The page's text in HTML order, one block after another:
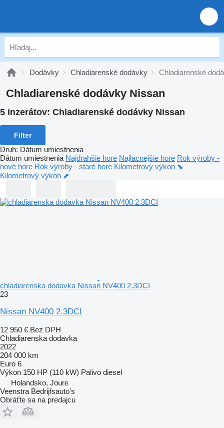
Dodávky Chladiarenské dodávky Chladiarenské
Chladiarenské dodávky Nissan
5 inzerátov: Chladiarenské dodávky Nissan
Filter
Druh: Dátum umiestnenia
Dátum umiestnenia Najdrahšie hore Najlacnejšie hore Rok výroby -
nové hore Rok výroby - staré hore Kilometrový výkon ⬊
Kilometrový výkon ⬈
chladiarenska dodavka Nissan NV400 2.3DCI
23
Nissan NV400 2.3DCI
12 950 € Bez DPH
Chladiarenska dodavka
2022
204 000 km
Euro 6
Výkon 150 HP (110 kW) Palivo diesel
Holandsko, Joure
Veenstra Bedrijfsauto's
Obráťte sa na predajcu